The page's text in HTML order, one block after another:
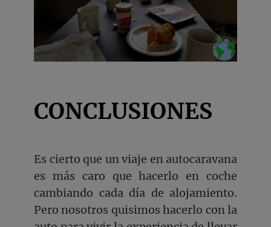
CONCLUSIONES
Es cierto que un viaje en autocaravana
es más caro que hacerlo en coche
cambiando cada día de alojamiento.
Pero nosotros quisimos hacerlo con la